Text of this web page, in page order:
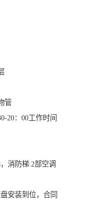
管
20：00工作时间
消防梯:2部空调
安装到位，合同